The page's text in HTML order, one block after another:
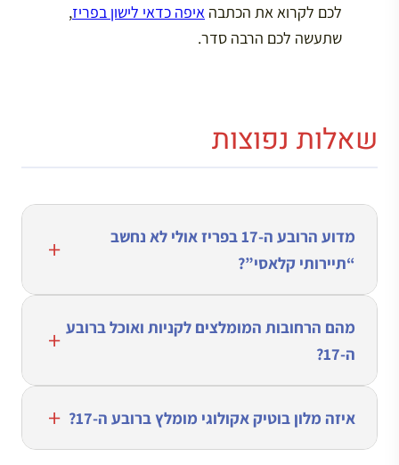
לכם לקרוא את הכתבה איפה כדאי לישון בפריז,
שתעשה לכם הרבה סדר.
שאלות נפוצות
מדוע הרובע ה-17 בפריז אולי לא נחשב
“תיירותי קלאסי”?
מהם הרחובות המומלצים לקניות ואוכל ברובע
ה-17?
איזה מלון בוטיק אקולוגי מומלץ ברובע ה-17?